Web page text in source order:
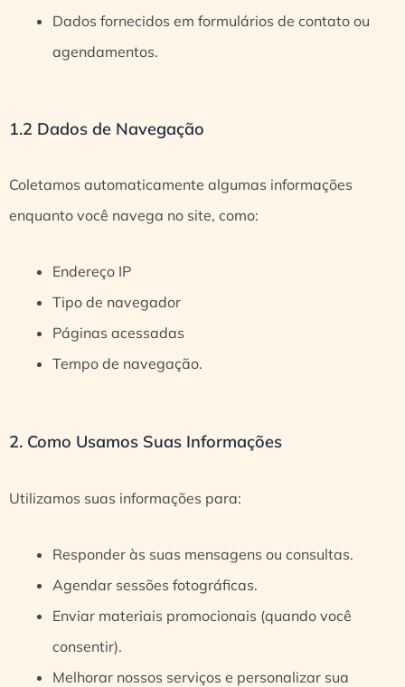
Dados fornecidos em formulários de contato ou
agendamentos.
1.2 Dados de Navegação
Coletamos automaticamente algumas informações
enquanto você navega no site, como:
Endereço IP
Tipo de navegador
Páginas acessadas
Tempo de navegação.
2. Como Usamos Suas Informações
Utilizamos suas informações para:
Responder às suas mensagens ou consultas.
Agendar sessões fotográficas.
Enviar materiais promocionais (quando você
consentir).
Melhorar nossos serviços e personalizar sua